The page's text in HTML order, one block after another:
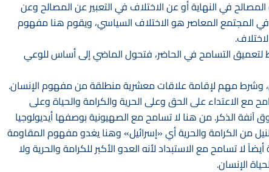
في النهاية أو عن الاختلاف في التعبير عن المصالح وعن
المجتمع المعاصر هو الاختلاف السياسي، ويقوم هنا مفهوم
التسامح في الحاضر، فتحول الماضي إلى أساس للوعي
وشرط مهم لإقامة علاقات معشرية منطلقة من مفهوم الإنسان.
مع الاعتداء على الحق وعلى الحرية والكرامة والحياة وعلى
آنفة الذكر. من هنا لا تسامح مع الصهيونية بوصفها أيديولوجيا
من الكرامة والحرية أي «إسرائيل» وهنا يغدو مفهوم المقاومة
لا تسامح مع الاستبداد لأنه العدو الأكبر للكرامة والحرية ولا
الإنسان.